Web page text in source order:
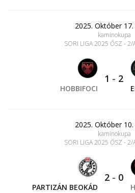
2025. Október 17.
kaminokupa
SORI LIGA 2025 ŐSZ - 2/
HOBBIFOCI
1 - 2
2025. Október 10.
kaminokupa
SORI LIGA 2025 ŐSZ - 2/
PARTIZÁN BEOKÁD
2 - 0